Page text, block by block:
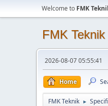
Welcome to FMK
FMK Teknik
2026-08-07 05:55:41
Home
FMK Teknik ►